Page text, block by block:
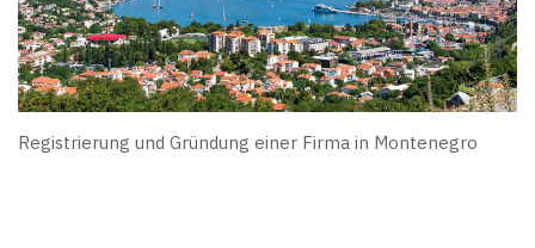
Registrierung und Gründung einer Firma in Montenegro